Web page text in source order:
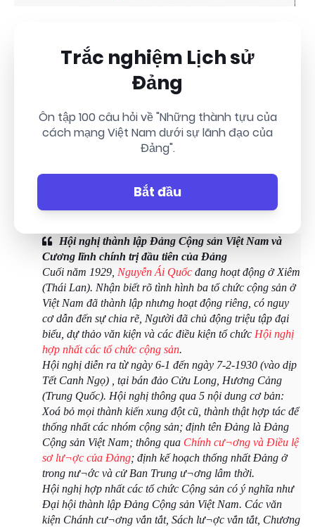
Trắc nghiệm Lịch sử
Đảng
Ôn tập 100 câu hỏi về "Những thành tựu của
cách mạng Việt Nam dưới sự lãnh đạo của
Đảng".
Bắt đầu
Hội nghị thành lập Đảng Cộng sản Việt Nam và
Cương lĩnh chính trị đầu tiên của Đảng
Cuối năm 1929, Nguyễn Ái Quốc đang hoạt động ở Xiêm
(Thái Lan). Nhận biết rõ tình hình ba tổ chức cộng sản ở
Việt Nam đã thành lập nhưng hoạt động riêng, có nguy
cơ dẫn đến sự chia rẽ, Người đã chủ động triệu tập đại
biểu, dự thảo văn kiện và các điều kiện tổ chức Hội nghị
hợp nhất các tổ chức cộng sản.
Hội nghị diễn ra từ ngày 6-1 đến ngày 7-2-1930 (vào dịp
Tết Canh Ngọ) , tại bán đảo Cửu Long, Hương Cảng
(Trung Quốc). Hội nghị thông qua 5 nội dung cơ bản:
Xoá bỏ mọi thành kiến xung đột cũ, thành thật hợp tác để
thống nhất các nhóm cộng sản; định tên Đảng là Đảng
Cộng sản Việt Nam; thông qua Chính cư¬ơng và Điều lệ
sơ lư¬ợc của Đảng; định kế hoạch thống nhất Đảng ở
trong nư¬ớc và cử Ban Trung ư¬ơng lâm thời.
Hội nghị hợp nhất các tổ chức Cộng sản có ý nghĩa như
Đại hội thành lập Đảng Cộng sản Việt Nam. Các văn
kiện Chánh cư¬ơng vắn tắt, Sách lư¬ợc vắn tắt, Chương